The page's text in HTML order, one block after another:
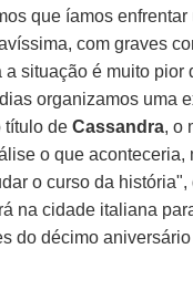
que íamos enfrentar
com graves
a situação é muito pior
organizamos uma
título deCassandra, o
o que aconteceria,
o curso da história",
na cidade italiana
do décimo